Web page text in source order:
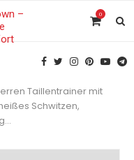
0
Taillentrainer mit
Schwitzen,